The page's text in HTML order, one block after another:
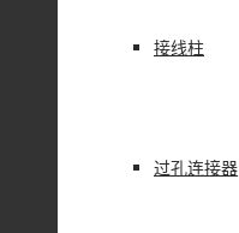
接线柱
过孔连接器